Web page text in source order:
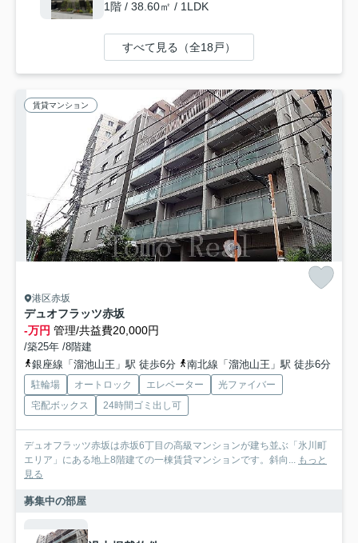
1階 / 38.60㎡ / 1LDK
すべて見る（全18戸）
賃貸マンション
港区赤坂
デュオフラッツ赤坂
-万円 管理/共益費20,000円
/築25年 /8階建
銀座線「溜池山王」駅 徒歩6分
南北線「溜池山王」駅 徒歩6分
駐輪場 オートロック エレベーター
光ファイバー
宅配ボックス
24時間ゴミ出し可
デュオフラッツ赤坂は赤坂6丁目の高級マンションが建ち並ぶ「氷川町
エリア」にある地上8階建ての一棟賃貸マンションです。斜向... もっと
見る
募集中の部屋